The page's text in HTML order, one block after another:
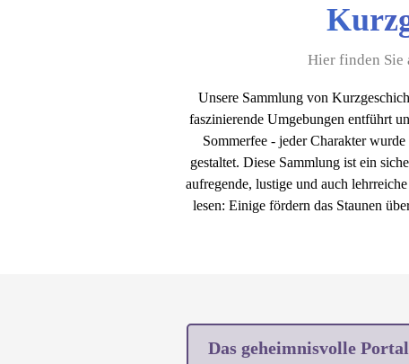
Hier finden Sie
Unsere Sammlung von
faszinierende Umgebungen entführt
Sommerfee - jeder Charakter
gestaltet. Diese Sammlung ist ein
aufregende, lustige und auch
lesen: Einige fördern das Staunen
Das geheimnisvolle